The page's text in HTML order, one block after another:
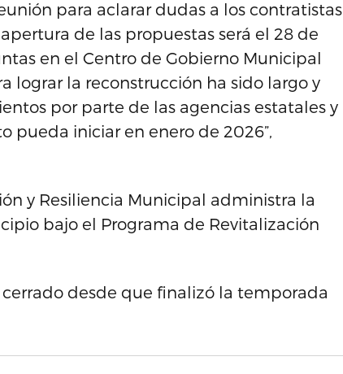
para aclarar dudas a los contratistas
de las propuestas será el 28 de
en el Centro de Gobierno Municipal
lograr la reconstrucción ha sido largo y
por parte de las agencias estatales y
pueda iniciar en enero de 2026”,
y Resiliencia Municipal administra la
bajo el Programa de Revitalización
desde que finalizó la temporada